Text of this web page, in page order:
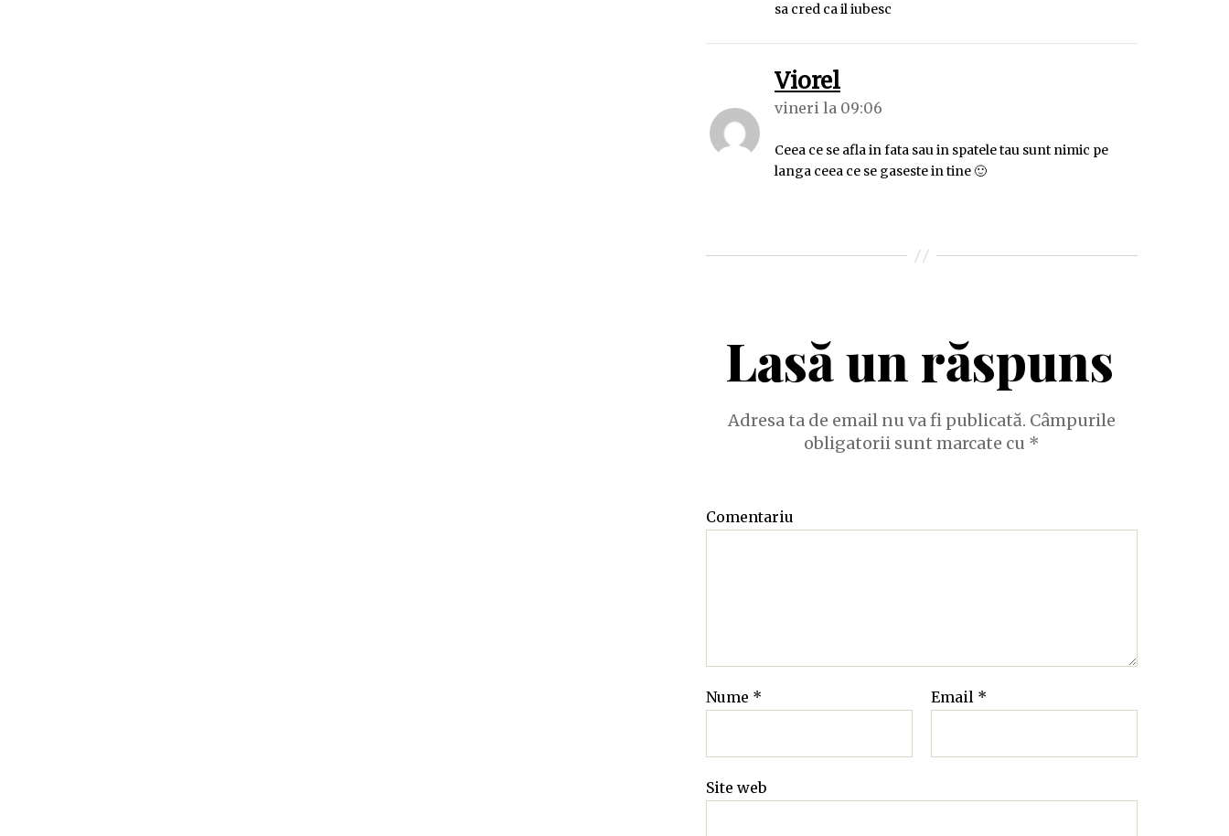
sa cred ca il iubesc
Viorelspune:
vineri la 09:06
Ceea ce se afla in fata sau in spatele tau sunt nimic pe
langa ceea ce se gaseste in tine 🙂
Lasă un răspuns
Adresa ta de email nu va fi publicată. Câmpurile
obligatorii sunt marcate cu *
Comentariu
Nume * Email *
Site web